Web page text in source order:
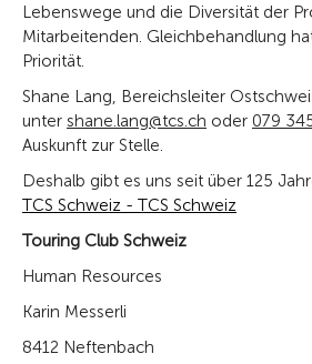
Lebenswege und die Diversität der
Mitarbeitenden. Gleichbehandlung
Priorität.
Shane Lang, Bereichsleiter
unter shane.lang@tcs.ch oder 079
Auskunft zur Stelle.
Deshalb gibt es uns seit über 125
TCS Schweiz - TCS Schweiz
Touring Club Schweiz
Human Resources
Karin Messerli
8412 Neftenbach